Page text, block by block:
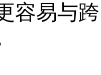
容易与